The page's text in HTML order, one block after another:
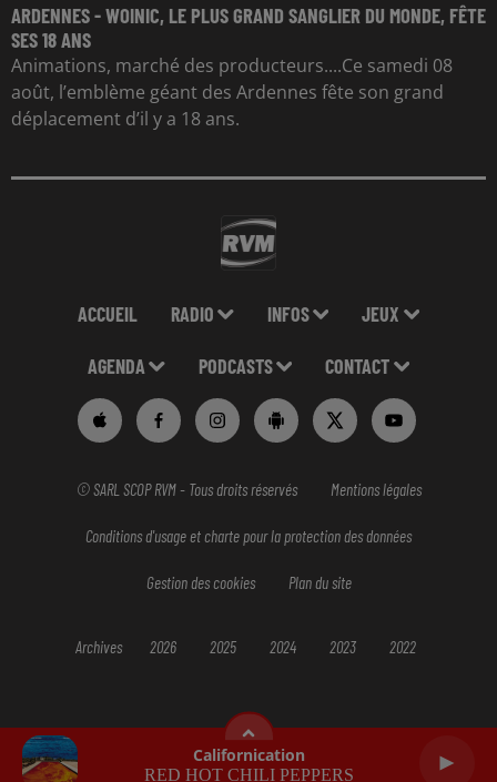
Californication
RED HOT CHILI PEPPERS
ARDENNES - WOINIC, LE PLUS GRAND SANGLIER DU MONDE, FÊTE
SES 18 ANS
Animations, marché des producteurs....Ce samedi 08
août, l’emblème géant des Ardennes fête son grand
déplacement d’il y a 18 ans.
ACCUEIL RADIO INFOS JEUX
AGENDA PODCASTS CONTACT
© SARL SCOP RVM - Tous droits réservés Mentions légales
Conditions d'usage et charte pour la protection des données
Gestion des cookies Plan du site
Archives 2026 2025 2024 2023 2022